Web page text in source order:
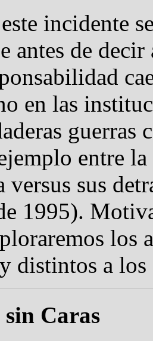
incidente
antes de
en las
guerras
entre
sus
1995).
los
distintos a
Caras